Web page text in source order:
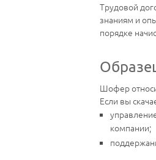
Трудовой
знаниям и
порядке
Шофер
Если вы
компании;